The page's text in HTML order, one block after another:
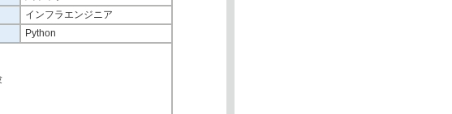
インフラエンジニア
Python